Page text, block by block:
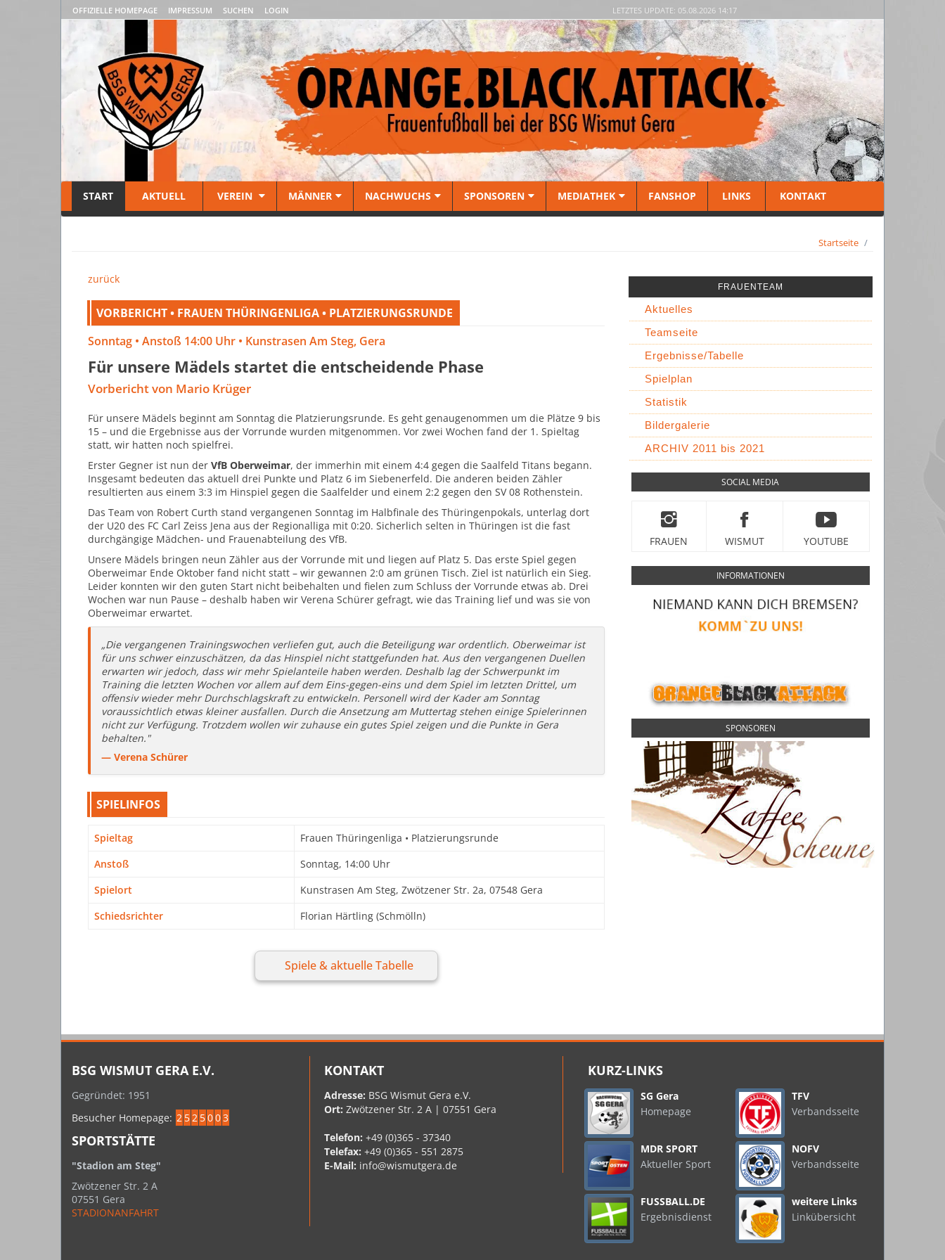
OFFIZIELLE HOMEPAGE IMPRESSUM SUCHEN LOGIN LETZTES UPDATE: 05.08.2026 14:17
START AKTUELL VEREIN MÄNNER NACHWUCHS SPONSOREN MEDIATHEK FANSHOP LINKS KONTAKT
Startseite
zurück
VORBERICHT • FRAUEN THÜRINGENLIGA • PLATZIERUNGSRUNDE
Sonntag • Anstoß 14:00 Uhr • Kunstrasen Am Steg, Gera
Für unsere Mädels startet die entscheidende Phase
Vorbericht von Mario Krüger
Für unsere Mädels beginnt am Sonntag die Platzierungsrunde. Es geht genaugenommen um die Plätze 9 bis
15 – und die Ergebnisse aus der Vorrunde wurden mitgenommen. Vor zwei Wochen fand der 1. Spieltag
statt, wir hatten noch spielfrei.
Erster Gegner ist nun der VfB Oberweimar, der immerhin mit einem 4:4 gegen die Saalfeld Titans begann.
Insgesamt bedeuten das aktuell drei Punkte und Platz 6 im Siebenerfeld. Die anderen beiden Zähler
resultierten aus einem 3:3 im Hinspiel gegen die Saalfelder und einem 2:2 gegen den SV 08 Rothenstein.
Das Team von Robert Curth stand vergangenen Sonntag im Halbfinale des Thüringenpokals, unterlag dort
der U20 des FC Carl Zeiss Jena aus der Regionalliga mit 0:20. Sicherlich selten in Thüringen ist die fast
durchgängige Mädchen- und Frauenabteilung des VfB.
Unsere Mädels bringen neun Zähler aus der Vorrunde mit und liegen auf Platz 5. Das erste Spiel gegen
Oberweimar Ende Oktober fand nicht statt – wir gewannen 2:0 am grünen Tisch. Ziel ist natürlich ein Sieg.
Leider konnten wir den guten Start nicht beibehalten und fielen zum Schluss der Vorrunde etwas ab. Drei
Wochen war nun Pause – deshalb haben wir Verena Schürer gefragt, wie das Training lief und was sie von
Oberweimar erwartet.
„Die vergangenen Trainingswochen verliefen gut, auch die Beteiligung war ordentlich. Oberweimar ist
für uns schwer einzuschätzen, da das Hinspiel nicht stattgefunden hat. Aus den vergangenen Duellen
erwarten wir jedoch, dass wir mehr Spielanteile haben werden. Deshalb lag der Schwerpunkt im
Training die letzten Wochen vor allem auf dem Eins-gegen-eins und dem Spiel im letzten Drittel, um
offensiv wieder mehr Durchschlagskraft zu entwickeln. Personell wird der Kader am Sonntag
voraussichtlich etwas kleiner ausfallen. Durch die Ansetzung am Muttertag stehen einige Spielerinnen
nicht zur Verfügung. Trotzdem wollen wir zuhause ein gutes Spiel zeigen und die Punkte in Gera
behalten."
— Verena Schürer
SPIELINFOS
Spieltag
Frauen Thüringenliga • Platzierungsrunde
Anstoß
Sonntag, 14:00 Uhr
Spielort
Kunstrasen Am Steg, Zwötzener Str. 2a, 07548 Gera
Schiedsrichter
Florian Härtling (Schmölln)
Spiele & aktuelle Tabelle
FRAUENTEAM
Aktuelles
Teamseite
Ergebnisse/Tabelle
Spielplan
Statistik
Bildergalerie
ARCHIV 2011 bis 2021
SOCIAL MEDIA
FRAUEN WISMUT YOUTUBE
INFORMATIONEN
SPONSOREN
BSG WISMUT GERA E.V.
Gegründet: 1951
Besucher Homepage: 2 52 5003
SPORTSTÄTTE
"Stadion am Steg"
Zwötzener Str. 2 A
07551 Gera
STADIONANFAHRT
KONTAKT
Adresse: BSG Wismut Gera e.V.
Ort:Zwötzener Str. 2 A | 07551 Gera
Telefon:+49 (0)365 - 37340
Telefax:+49 (0)365 - 551 2875
E-Mail: info@wismutgera.de
KURZ-LINKS
SG Gera
Homepage
MDR SPORT
Aktueller Sport
FUSSBALL.DE
Ergebnisdienst
TFV
Verbandsseite
NOFV
Verbandsseite
weitere Links
Linkübersicht